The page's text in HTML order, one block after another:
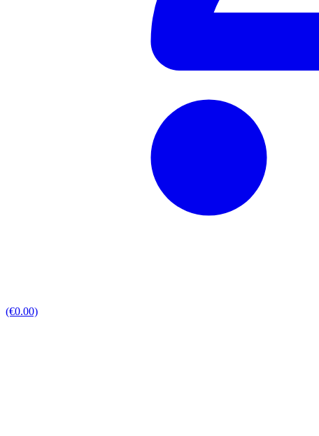
(€0.00)